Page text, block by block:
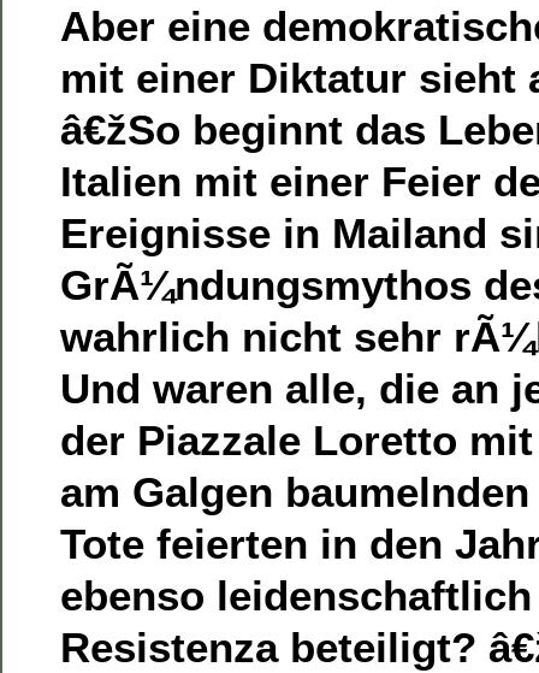
Aber eine
mit einer Diktatur sieht
â€žSo beginnt das
Italien mit einer Feier
Ereignisse in Mailand
GrÃ¼ndungsmythos
wahrlich nicht sehr
Und waren alle, die an
der Piazzale Loretto
am Galgen
Tote feierten in den
ebenso
Resistenza beteiligt?